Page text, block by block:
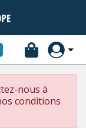
nous à
conditions